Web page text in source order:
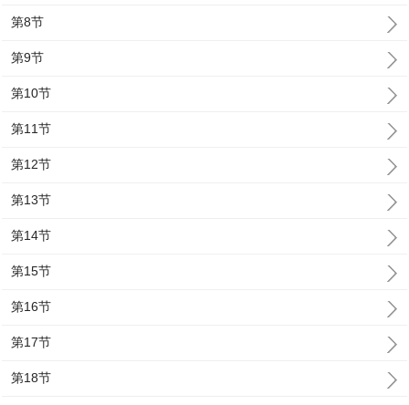
第8节
第9节
第10节
第11节
第12节
第13节
第14节
第15节
第16节
第17节
第18节